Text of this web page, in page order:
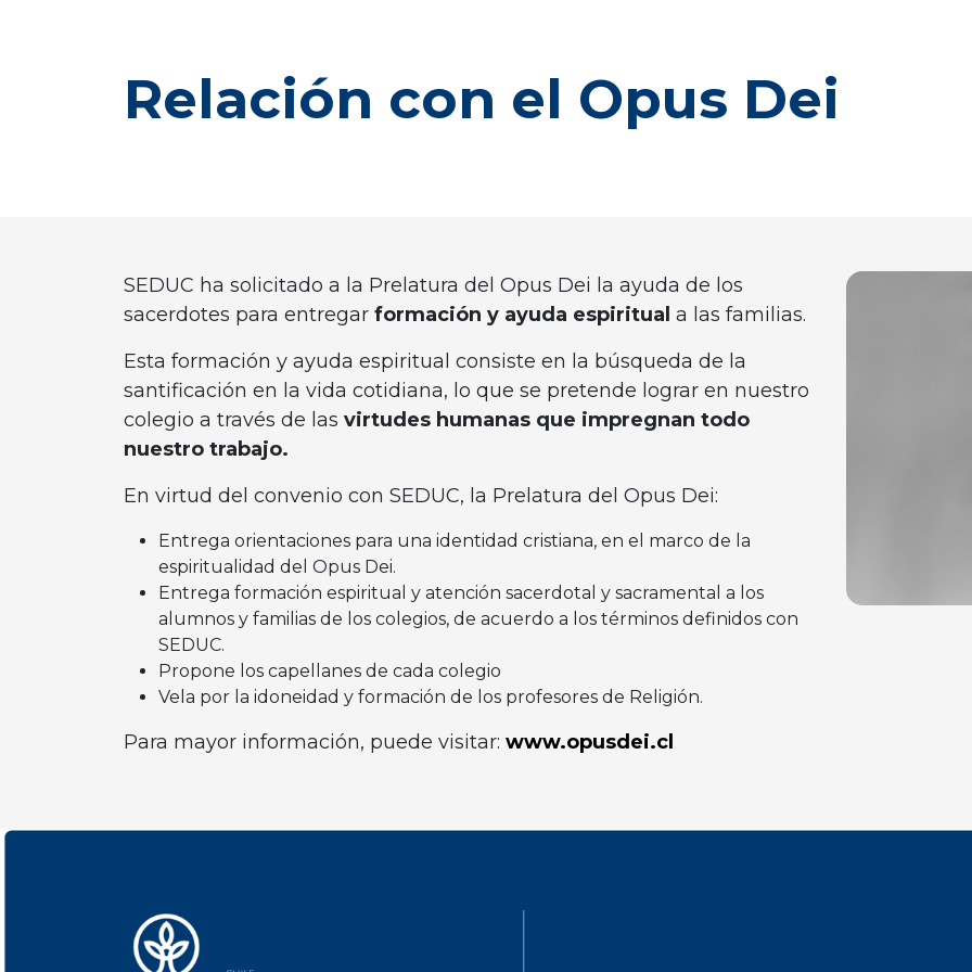
Relación con el Opus Dei
SEDUC ha solicitado a la Prelatura del Opus Dei la ayuda de los
sacerdotes para entregar formación y ayuda espiritual a las familias.
Esta formación y ayuda espiritual consiste en la búsqueda de la
santificación en la vida cotidiana, lo que se pretende lograr en nuestro
colegio a través de las virtudes humanas que impregnan todo
nuestro trabajo.
En virtud del convenio con SEDUC, la Prelatura del Opus Dei:
Entrega orientaciones para una identidad cristiana, en el marco de la
espiritualidad del Opus Dei.
Entrega formación espiritual y atención sacerdotal y sacramental a los
alumnos y familias de los colegios, de acuerdo a los términos definidos con
SEDUC.
Propone los capellanes de cada colegio
Vela por la idoneidad y formación de los profesores de Religión.
Para mayor información, puede visitar: www.opusdei.cl